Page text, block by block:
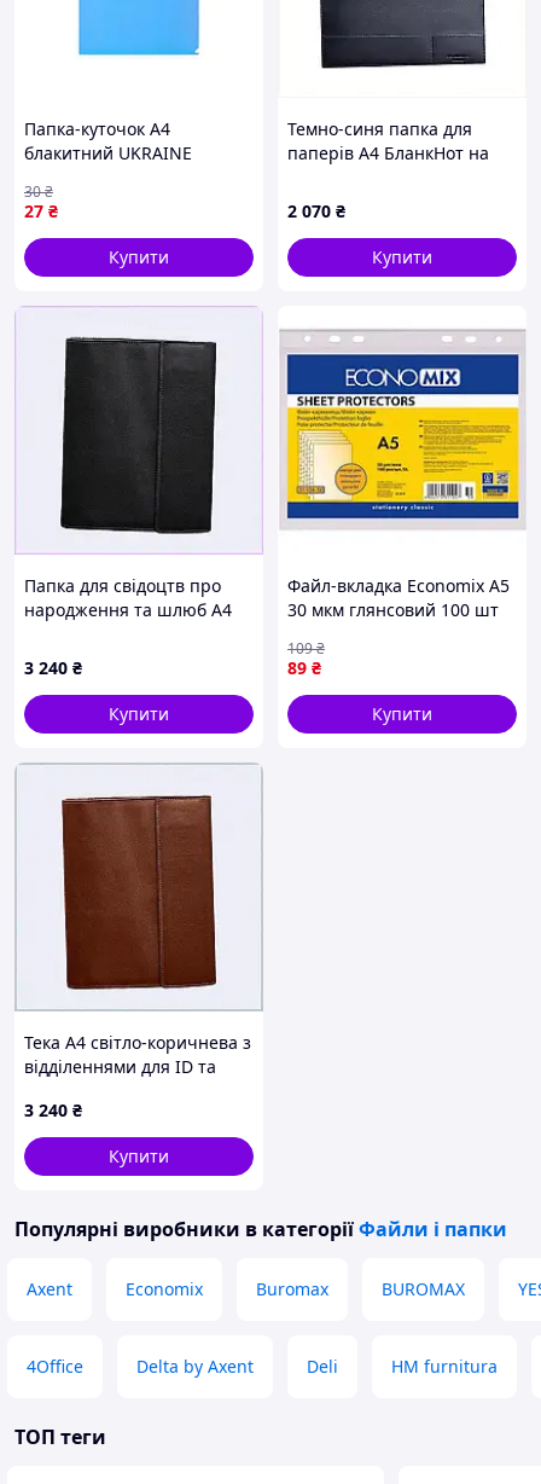
Папка-куточок A4
блакитний UKRAINE
27 ₴
30₴
Купити
Темно-синя папка для
паперів А4 БланкНот на
12CX8017C4
2 070 ₴
Купити
Папка для свідоцтв про
народження та шлюб А4
3 240 ₴
Купити
Файл-вкладка Economix А5
30 мкм глянсовий 100 шт
89 ₴
109₴
Купити
Тека А4 світло-коричнева з
відділеннями для ID та
3 240 ₴
Купити
Популярні виробники в категоріїФайли і папки
Axent Economix Buromax BUROMAX
4Office Delta by Axent Deli HM furnitura
ТОП теги